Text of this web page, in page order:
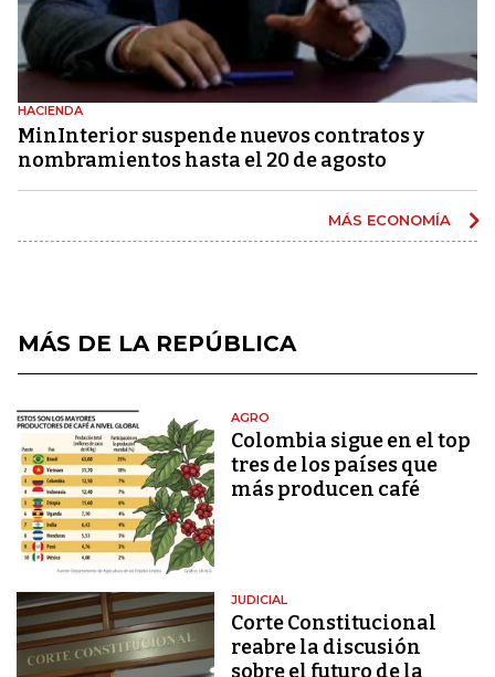
HACIENDA
MinInterior suspende nuevos contratos y
nombramientos hasta el 20 de agosto
MÁS ECONOMÍA
MÁS DE LA REPÚBLICA
AGRO
Colombia sigue en el top
tres de los países que
más producen café
JUDICIAL
Corte Constitucional
reabre la discusión
sobre el futuro de la